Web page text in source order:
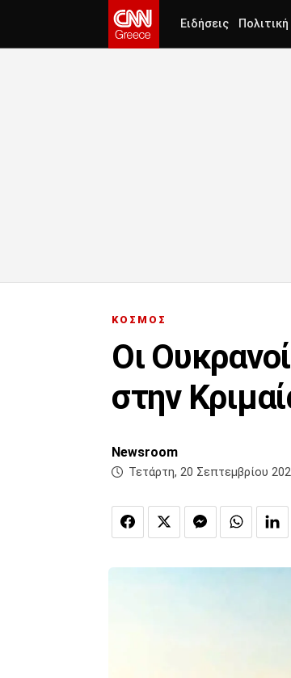
Ειδήσεις Πολιτική
ΚΟΣΜΟΣ
Οι
στην
Newsroom
Τετάρτη, 20 Σεπτεμβρίου